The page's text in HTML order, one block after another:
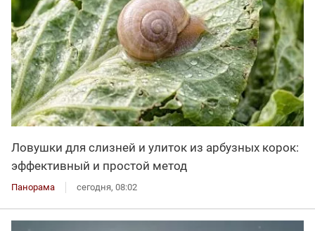
Ловушки для слизней и улиток из арбузных корок:
эффективный и простой метод
Панорама сегодня, 08:02